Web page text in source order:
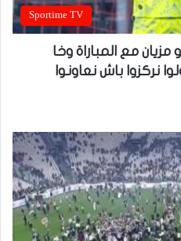
Sportime TV
مزيان مع المباراة وخا
نركزوا باش نعاونوا